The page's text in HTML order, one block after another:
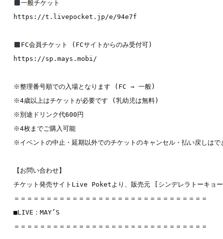
https://t.livepocket.jp/e/94e7f
https://sp.mays.mobi/
※整理番号順での入場となります (FC → 一般)
※4歳以上はチケットが必要です (乳幼児は無料)
※別途ドリンク代600円
※4枚までご購入可能
※イベントの中止・延期以外でのチケットのキャンセル・払い戻しはで
【お問い合わせ】
チケット発売サイトLive Poketより、販売元 [シンデレラトーキョ
＝＝＝＝＝＝＝＝＝＝＝＝＝＝＝＝＝＝＝＝＝＝＝＝＝＝＝＝＝＝
■LIVE： MAY’S
＝＝＝＝＝＝＝＝＝＝＝＝＝＝＝＝＝＝＝＝＝＝＝＝＝＝＝＝＝＝